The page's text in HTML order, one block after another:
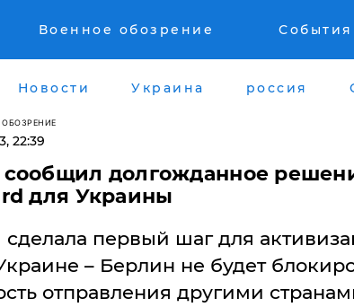
Военное обозрение События
Новости Украина россия
22:39
сообщил долгожданное
для Украины
сделала первый шаг для
– Берлин не будет
отправления другими